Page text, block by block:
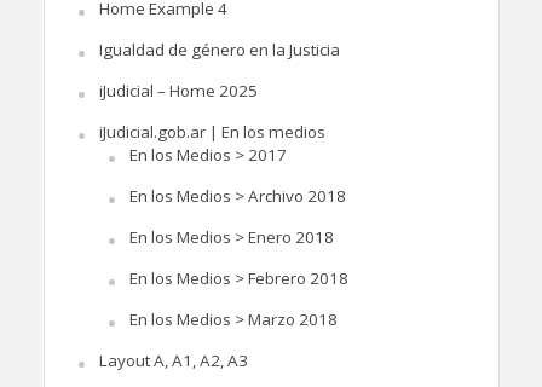
Home Example 4
Igualdad de género en la Justicia
iJudicial – Home 2025
iJudicial.gob.ar | En los medios
En los Medios > 2017
En los Medios > Archivo 2018
En los Medios > Enero 2018
En los Medios > Febrero 2018
En los Medios > Marzo 2018
Layout A, A1, A2, A3